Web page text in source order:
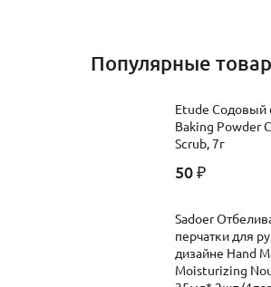
Популярные
Etude Содовый
Baking Powder
Scrub, 7г
50 ₽
Sadoer
перчатки для
дизайне Hand
Moisturizing